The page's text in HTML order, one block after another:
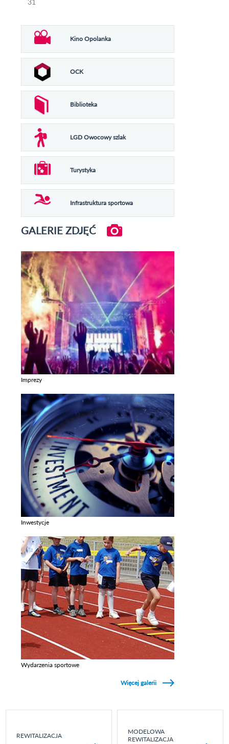
31
Kino Opolanka
OCK
Biblioteka
LGD Owocowy szlak
Turystyka
Infrastruktura sportowa
GALERIE ZDJĘĆ
Imprezy
Inwestycje
Wydarzenia sportowe
Więcej galerii
REWITALIZACJA
MODELOWA
REWITALIZACJA